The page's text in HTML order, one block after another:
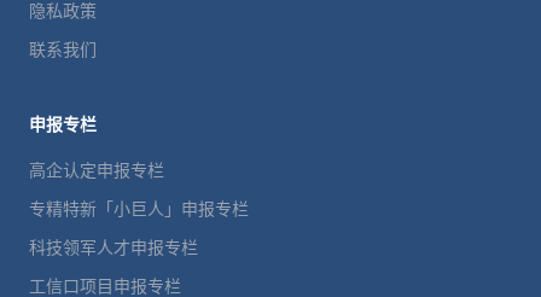
隐私政策
联系我们
申报专栏
高企认定申报专栏
专精特新「小巨人」申报专栏
科技领军人才申报专栏
工信口项目申报专栏